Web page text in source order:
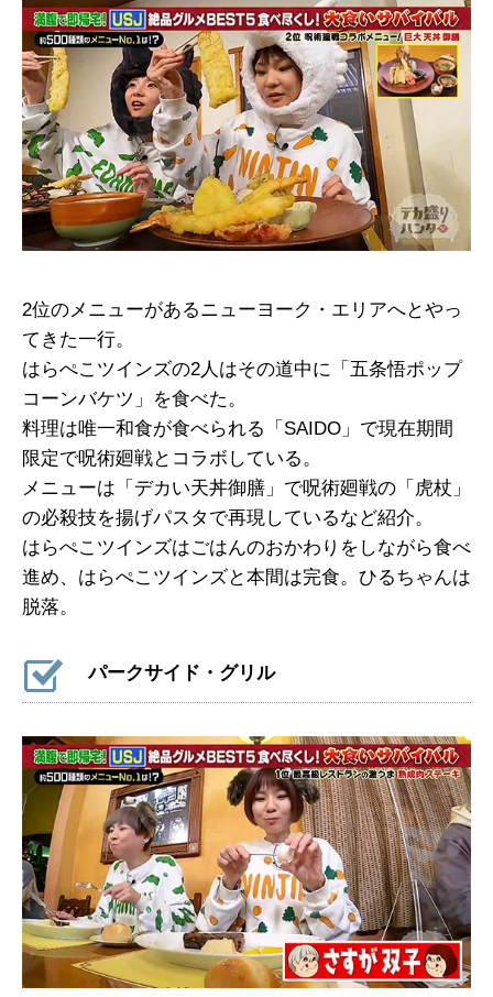
2位のメニューがあるニューヨーク・エリアへとやっ
てきた一行。
はらぺこツインズの2人はその道中に「五条悟ポップ
コーンバケツ」を食べた。
料理は唯一和食が食べられる「SAIDO」で現在期間
限定で呪術廻戦とコラボしている。
メニューは「デカい天丼御膳」で呪術廻戦の「虎杖」
の必殺技を揚げパスタで再現しているなど紹介。
はらぺこツインズはごはんのおかわりをしながら食べ
進め、はらぺこツインズと本間は完食。ひるちゃんは
脱落。
パークサイド・グリル